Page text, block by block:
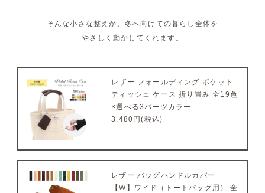
そんな小さな整えが、冬へ向けての暮らし全体を
やさしく動かしてくれます。
レザー フォールディング ポケット
ティッシュ ケース 折り畳み 全19色
×選べる3パーツカラー
3,480円(税込)
レザー バッグハンドルカバー
【W】ワイド（トートバッグ用） 全